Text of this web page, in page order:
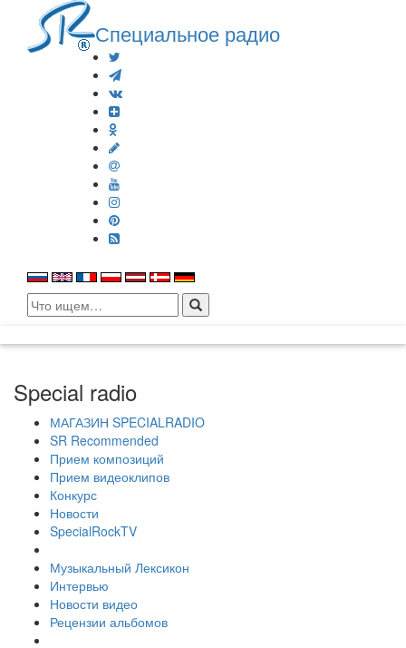
Специальное радио
Search
for:
Special radio
МАГАЗИН SPECIALRADIO
SR Recommended
Прием композиций
Прием видеоклипов
Конкурс
Новости
SpecialRockTV
Музыкальный Лексикон
Интервью
Новости видео
Рецензии альбомов